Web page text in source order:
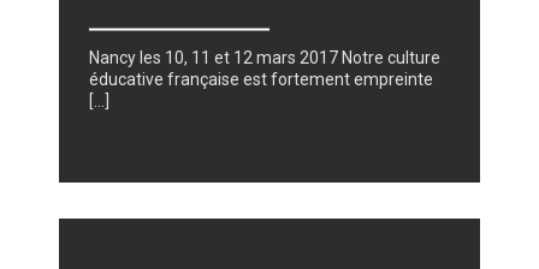
Nancy les 10, 11 et 12 mars 2017 Notre culture
éducative française est fortement empreinte
[...]